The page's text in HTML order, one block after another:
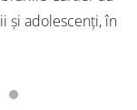
și adolescenți, în